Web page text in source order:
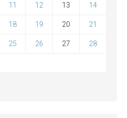
11 12 13 14
18 19 20 21
25 26 27 28